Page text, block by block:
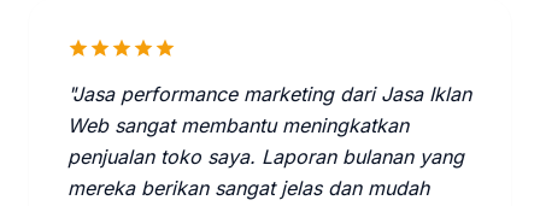
starstarstarstarstar
"Jasa performance marketing dari Jasa Iklan
Web sangat membantu meningkatkan
penjualan toko saya. Laporan bulanan yang
mereka berikan sangat jelas dan mudah